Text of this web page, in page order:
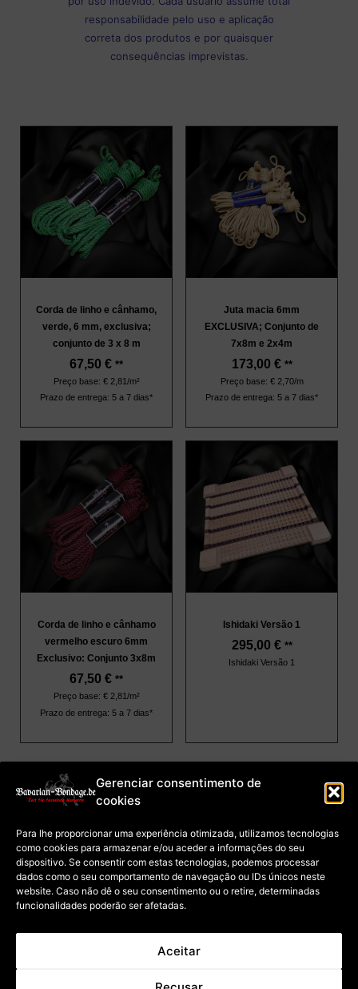
Gerenciar consentimento de
cookies
Para lhe proporcionar uma experiência otimizada, utilizamos tecnologias
como cookies para armazenar e/ou aceder a informações do seu
dispositivo. Se consentir com estas tecnologias, podemos processar
dados como o seu comportamento de navegação ou IDs únicos neste
website. Caso não dê o seu consentimento ou o retire, determinadas
funcionalidades poderão ser afetadas.
Aceitar
responsabilidade pelo uso e aplicação
correta dos produtos e por quaisquer
consequências imprevistas.
Corda de linho e cânhamo,
verde, 6 mm, exclusiva;
conjunto de 3 x 8 m
67,50 € **
Preço base: € 2,81/m²
Prazo de entrega: 5 a 7 dias*
Juta macia 6mm
EXCLUSIVA; Conjunto de
7x8m e 2x4m
173,00 € **
Preço base: € 2,70/m
Prazo de entrega: 5 a 7 dias*
Corda de linho e cânhamo
vermelho escuro 6mm
Exclusivo: Conjunto 3x8m
67,50 € **
Preço base: € 2,81/m²
Prazo de entrega: 5 a 7 dias*
Ishidaki Versão 1
295,00 € **
Ishidaki Versão 1
imprimir
Proteção de dados
Política de Cookies
(UE)
Pagamento e envio
Direito de desistência
dos cursos
Direito de rescisão do
contrato de compra de
mercadorias